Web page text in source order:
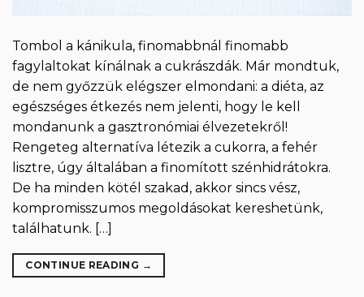
Tombol a kánikula, finomabbnál finomabb
fagylaltokat kínálnak a cukrászdák. Már mondtuk,
de nem győzzük elégszer elmondani: a diéta, az
egészséges étkezés nem jelenti, hogy le kell
mondanunk a gasztronómiai élvezetekről!
Rengeteg alternatíva létezik a cukorra, a fehér
lisztre, úgy általában a finomított szénhidrátokra.
De ha minden kötél szakad, akkor sincs vész,
kompromisszumos megoldásokat kereshetünk,
találhatunk. […]
CONTINUE READING →